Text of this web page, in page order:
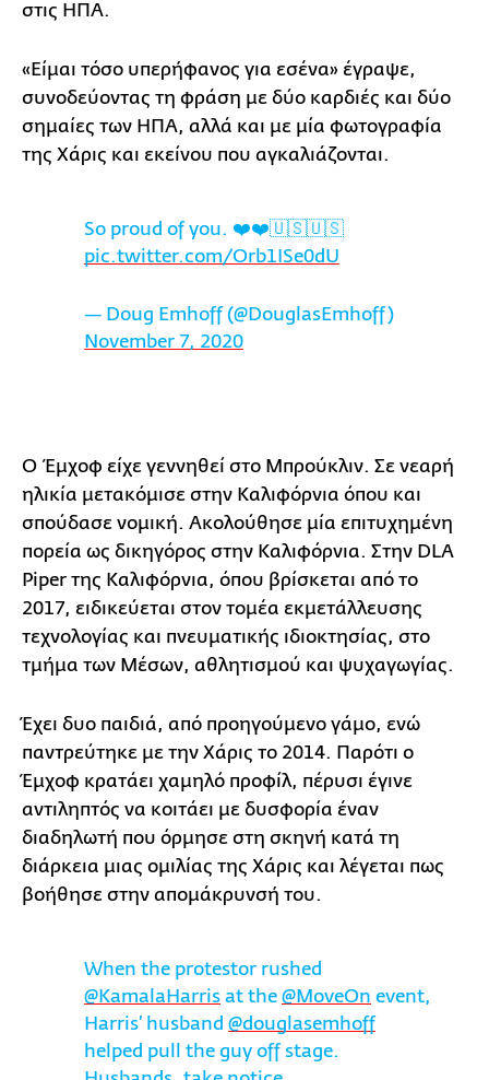
στις ΗΠΑ.
«Είμαι τόσο υπερήφανος για εσένα» έγραψε,
συνοδεύοντας τη φράση με δύο καρδιές και δύο
σημαίες των ΗΠΑ, αλλά και με μία φωτογραφία
της Χάρις και εκείνου που αγκαλιάζονται.
So proud of you. ❤️❤️🇺🇸🇺🇸
pic.twitter.com/Orb1ISe0dU
— Doug Emhoff (@DouglasEmhoff)
November 7, 2020
Ο Έμχοφ είχε γεννηθεί στο Μπρούκλιν. Σε νεαρή
ηλικία μετακόμισε στην Καλιφόρνια όπου και
σπούδασε νομική. Ακολούθησε μία επιτυχημένη
πορεία ως δικηγόρος στην Καλιφόρνια. Στην DLA
Piper της Καλιφόρνια, όπου βρίσκεται από το
2017, ειδικεύεται στον τομέα εκμετάλλευσης
τεχνολογίας και πνευματικής ιδιοκτησίας, στο
τμήμα των Μέσων, αθλητισμού και ψυχαγωγίας.
Έχει δυο παιδιά, από προηγούμενο γάμο, ενώ
παντρεύτηκε με την Χάρις το 2014. Παρότι ο
Έμχοφ κρατάει χαμηλό προφίλ, πέρυσι έγινε
αντιληπτός να κοιτάει με δυσφορία έναν
διαδηλωτή που όρμησε στη σκηνή κατά τη
διάρκεια μιας ομιλίας της Χάρις και λέγεται πως
βοήθησε στην απομάκρυνσή του.
When the protestor rushed
@KamalaHarris ⁩ at the ⁦ @MoveOn ⁩ event,
Harris’ husband ⁦ @douglasemhoff
helped pull the guy off stage.